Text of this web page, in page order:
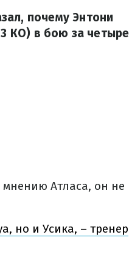
почему Энтони
КО) в бою за четыре
Атласа, он не
но и Усика, – тренер